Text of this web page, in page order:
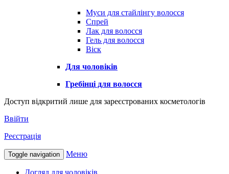
Муси для стайлінгу волосся
Спрей
Лак для волосся
Гель для волосся
Віск
Для чоловіків
Гребінці для волосся
Доступ відкритий лише для зареєстрованих косметологів
Ввійти
Реєстрація
Toggle navigation Меню
Догляд для чоловіків